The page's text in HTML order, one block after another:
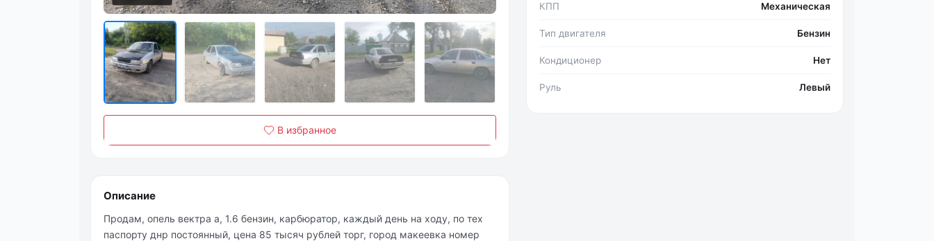
В избранное
КПП Механическая
Тип двигателя Бензин
Кондиционер Нет
Руль Левый
Описание
Продам, опель вектра а, 1.6 бензин, карбюратор, каждый день на ходу, по тех
паспорту днр постоянный, цена 85 тысяч рублей торг, город макеевка номер